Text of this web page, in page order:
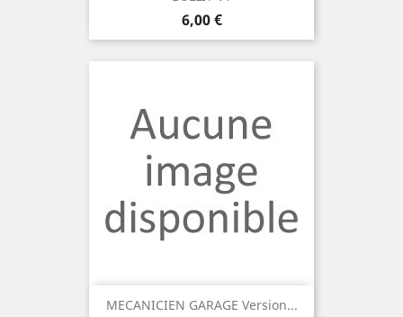
Prix
6,00 €
MECANICIEN GARAGE Version...